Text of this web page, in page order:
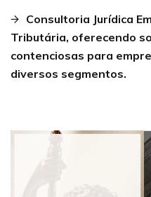
Consultoria Jurídica
Tributária, oferecendo
contenciosas para
diversos segmentos.